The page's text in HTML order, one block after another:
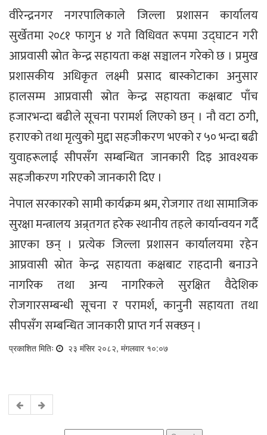
वीरेन्द्रनगर नगरपालिकाले जिल्ला प्रशासन कार्यालय
सुर्खेतमा २०८१ फागुन ४ गते विधिवत रूपमा उद्घाटन गरी
आप्रवासी स्रोत केन्द्र सहायता कक्ष सञ्चालन गरेको छ । प्रमुख
प्रशासकीय अधिकृत लक्ष्मी प्रसाद बास्कोटाका अनुसार
हालसम्म आप्रवासी स्रोत केन्द्र सहायता कक्षबाट पाँच
हजारभन्दा बढीले सूचना परामर्श लिएको छन् । नौ वटा ठगी,
हराएको तथा मृत्युको मुद्दा सहजीकरण भएको र ५० भन्दा बढी
युवाहरूलाई सीपसँग सम्बन्धित जानकारी दिइ आवश्यक
सहजीकरण गरिएकोे जानकारी दिए ।
नेपाल सरकारको सामी कार्यक्रम श्रम, रोजगार तथा सामाजिक
सुरक्षा मन्त्रालय अन्र्तगत हरेक स्थानीय तहले कार्यान्वयन गर्दै
आएका छन् । प्रत्येक जिल्ला प्रशासन कार्यालयमा रहेन
आप्रवासी स्रोत केन्द्र सहायता कक्षबाट राहदानी बनाउने
नागरिक तथा अन्य नागरिकले सुरक्षित वैदेशिक
रोजगारसम्बन्धी सूचना र परामर्श, कानुनी सहायता तथा
सीपसँग सम्बन्धित जानकारी प्राप्त गर्न सक्छन् ।
प्रकाशित मितिः २३ मंसिर २०८२, मंगलवार १०:०७